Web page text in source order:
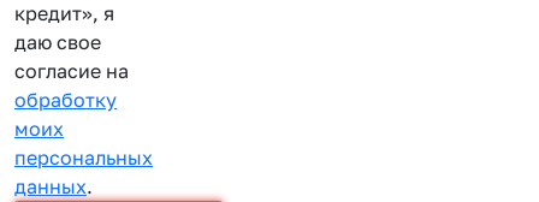
кредит», я
даю свое
согласие на
обработку
моих
персональных
данных.